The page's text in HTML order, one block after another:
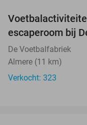
escaperoom bij
De Voetbalfabriek
Almere (11 km)
Verkocht: 323